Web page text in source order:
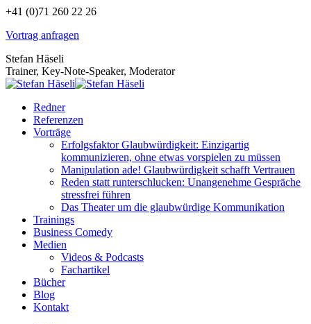
Zum
springen
+41 (0)71 260 22 26
Vortrag anfragen
Stefan Häseli
Trainer, Key-Note-Speaker, Moderator
Redner
Referenzen
Vorträge
Erfolgsfaktor Glaubwürdigkeit: Einzigartig
kommunizieren, ohne etwas vorspielen zu müssen
Manipulation ade! Glaubwürdigkeit schafft Vertrauen
Reden statt runterschlucken: Unangenehme Gespräche
stressfrei führen
Das Theater um die glaubwürdige Kommunikation
Trainings
Business Comedy
Medien
Videos & Podcasts
Fachartikel
Bücher
Blog
Kontakt